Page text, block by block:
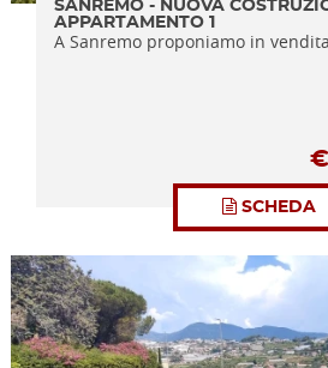
SANREMO - NUOVA
APPARTAMENTO 1
A Sanremo proponiamo in
€
SCHEDA